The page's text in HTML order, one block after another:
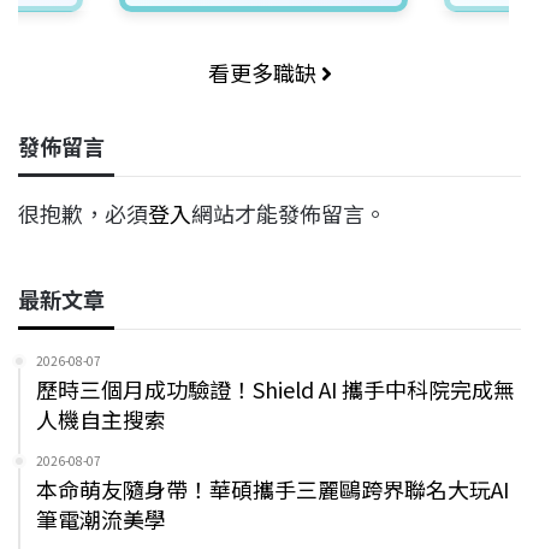
看更多職缺
發佈留言
很抱歉，必須登入網站才能發佈留言。
最新文章
2026-08-07
歷時三個月成功驗證！Shield AI 攜手中科院完成無
人機自主搜索
2026-08-07
本命萌友隨身帶！華碩攜手三麗鷗跨界聯名大玩AI
筆電潮流美學